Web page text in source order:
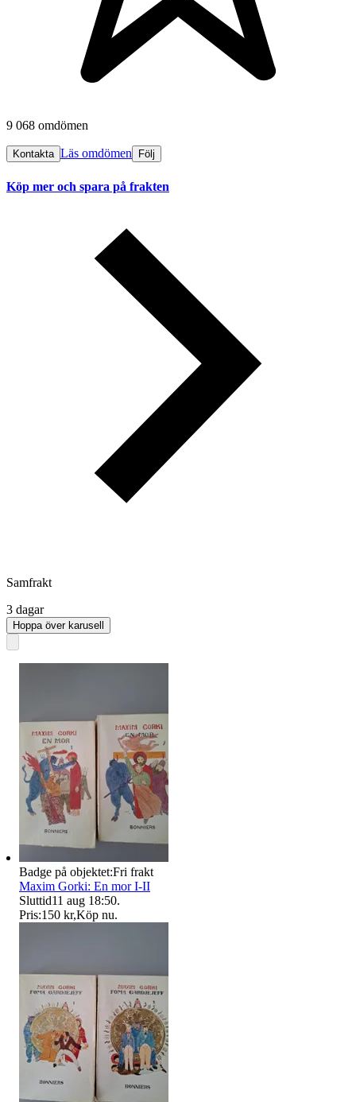
9 068 omdömen
Kontakta Läs omdömen Följ
Köp mer och spara på frakten
Samfrakt
3 dagar
Hoppa över karusell
Badge på objektet:Fri frakt
Maxim Gorki: En mor I-II
Sluttid11 aug 18:50.
Pris:150 kr,Köp nu.